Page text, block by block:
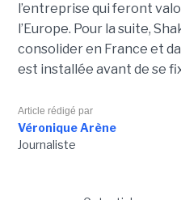
l’entreprise qui feront
l’Europe. Pour la suite,
consolider en France et
est installée avant de se
Article rédigé par
Véronique Arène
Journaliste